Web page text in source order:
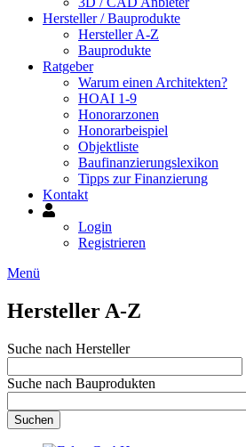
Hersteller / Bauprodukte
Hersteller A-Z
Bauprodukte
Ratgeber
Warum einen Architekten?
HOAI 1-9
Honorarzonen
Honorarbeispiel
Objektliste
Baufinanzierungslexikon
Tipps zur Finanzierung
Kontakt
Mein
KontoLogin
Registrieren
Menü
Hersteller A-Z
Suche nach Hersteller
Suche nach Bauprodukten
Suchen